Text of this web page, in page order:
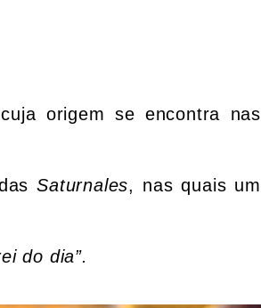
cuja origem se encontra nas
Saturnales, nas quais um
do dia”.